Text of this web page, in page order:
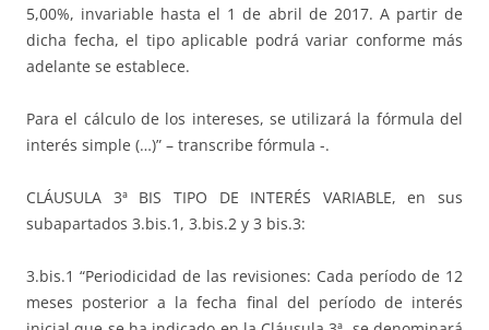
5,00%, invariable hasta el 1 de abril de 2017. A partir de
dicha fecha, el tipo aplicable podrá variar conforme más
adelante se establece.
Para el cálculo de los intereses, se utilizará la fórmula del
interés simple (…)” – transcribe fórmula -.
CLÁUSULA 3ª BIS TIPO DE INTERÉS VARIABLE, en sus
subapartados 3.bis.1, 3.bis.2 y 3 bis.3:
3.bis.1 “Periodicidad de las revisiones: Cada período de 12
meses posterior a la fecha final del período de interés